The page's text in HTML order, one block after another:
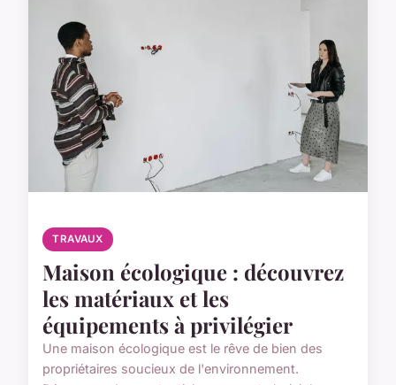
TRAVAUX
Maison écologique : découvrez
les matériaux et les
équipements à privilégier
Une maison écologique est le rêve de bien des
propriétaires soucieux de l'environnement.